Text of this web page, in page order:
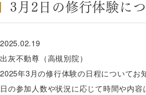
3月2日の修行体験に
2025.02.19
出灰不動尊（高槻別院）
2025年3月の修行体験の日程について
日の参加人数や状況に応じて時間や